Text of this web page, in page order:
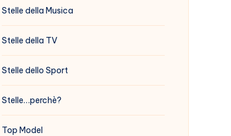
Stelle della Musica
Stelle della TV
Stelle dello Sport
Stelle…perchè?
Top Model